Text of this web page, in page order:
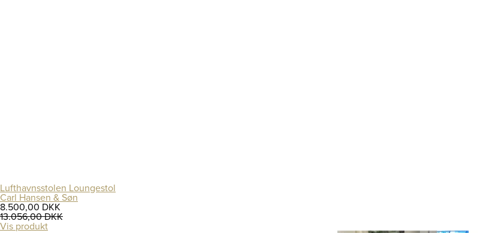
Lufthavnsstolen Loungestol
Carl Hansen & Søn
8.500,00 DKK
13.056,00 DKK
Vis produkt